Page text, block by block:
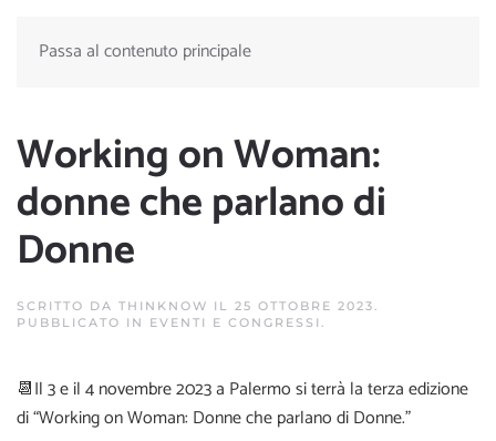
Passa al contenuto principale
Working on Woman:
donne che parlano di
Donne
SCRITTO DA THINKNOW IL 25 OTTOBRE 2023.
PUBBLICATO IN EVENTI E CONGRESSI .
📆Il 3 e il 4 novembre 2023 a Palermo si terrà la terza edizione
di “Working on Woman: Donne che parlano di Donne.”